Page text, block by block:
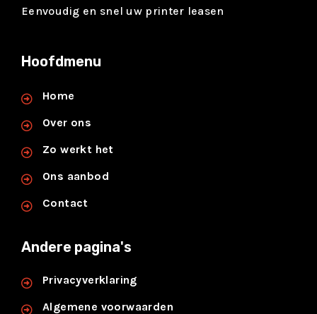
Eenvoudig en snel uw printer leasen
Hoofdmenu
Home
Over ons
Zo werkt het
Ons aanbod
Contact
Andere pagina's
Privacyverklaring
Algemene voorwaarden